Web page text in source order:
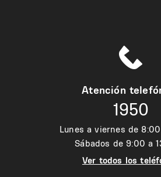
Atención
1950
Lunes a viernes de
Sábados de 9:00 a
Ver todos los